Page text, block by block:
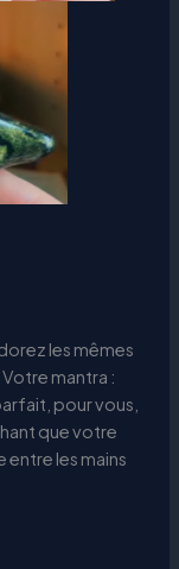
les mêmes
mantra :
pour vous,
que votre
les mains